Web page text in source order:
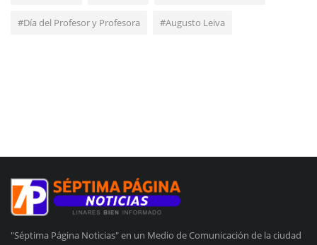
#Día del Profesor y Profesora #Augusto Leiva
"Séptima Página Noticias" en un Medio de Comunicación de la ciudad